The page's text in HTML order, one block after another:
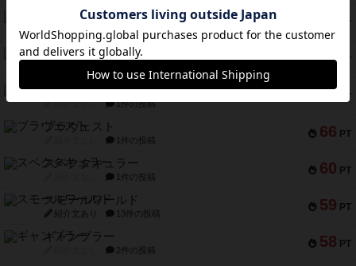
PT
宵と暁の呪文書
紹介文あり 8件の投稿
73 PT
リスボン・トラム 28
73 PT
アマナイト
紹介文なし 1件の投稿
66 PT
ブラヴェスト
1件の投稿
60 PT
スペクタキュラー
1件の投稿
59 PT
スモールワールド
紹介文あり 13件の投稿
58 PT
ギャンブラー
2件の投稿